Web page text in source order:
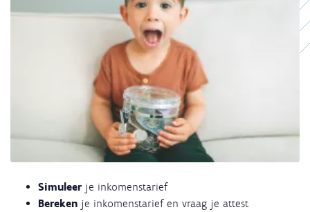
Simuleer je inkomenstarief
Bereken je inkomenstarief en vraag je attest